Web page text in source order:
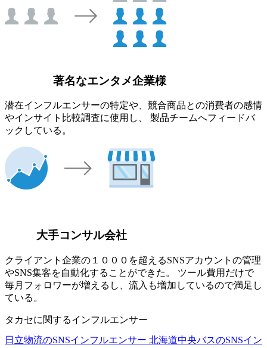
著名なエンタメ企業様
潜在インフルエンサーの特定や、競合商品との消費者の感情
やインサイト比較調査に使用し、 製品チームへフィードバ
ックしている。
大手コンサル会社
クライアント企業の１０００を超えるSNSアカウントの管理
やSNS集客を自動化することができた。 ツール費用だけで
毎月フォロワーが増えるし、流入も増加しているので満足し
ている。
タカセに関するインフルエンサー
日立物流のSNSインフルエンサー 北海道中央バスのSNSイン